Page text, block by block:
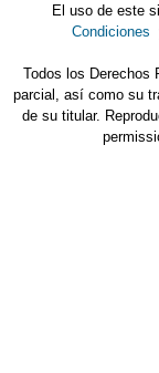
El uso de este
Condiciones
Todos los Derechos
parcial, así como su
de su titular.